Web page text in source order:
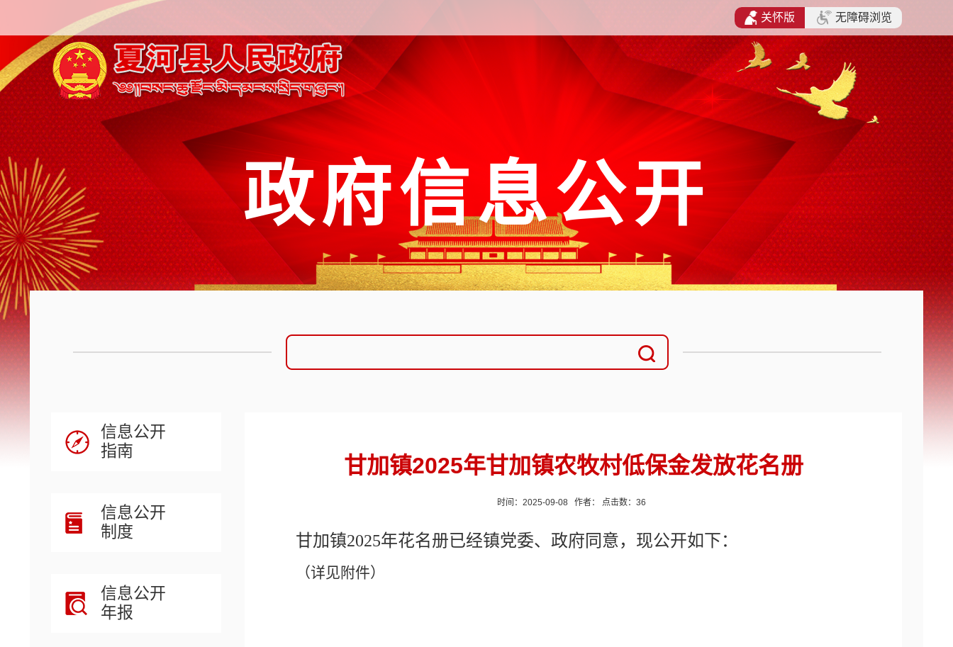
政府信息公开
信息公开
指南
信息公开
制度
信息公开
年报
甘加镇2025年甘加镇农牧村低保金发放花名册
时间：2025-09-08 作者： 点击数： 36
甘加镇2025年花名册已经镇党委、政府同意，现公开如下：
（详见附件）
关怀版 无障碍浏览